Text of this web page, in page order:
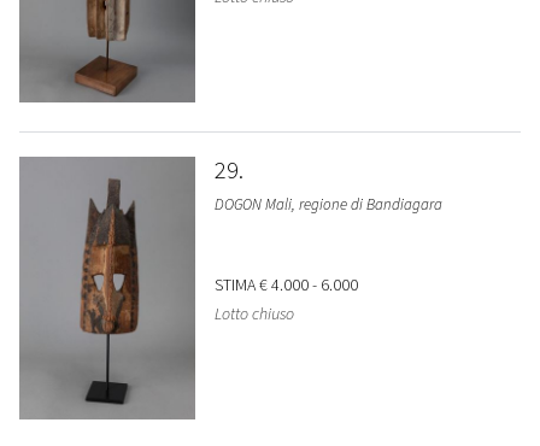
29
DOGON Mali, regione di Bandiagara
STIMA€ 4.000 - 6.000
Lotto chiuso